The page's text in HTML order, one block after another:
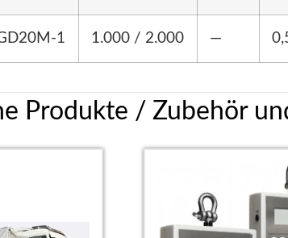
1 1.000 / 2.000 —
Produkte / Zubehör